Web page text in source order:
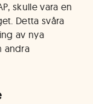
skulle vara en
Detta svåra
av nya
andra